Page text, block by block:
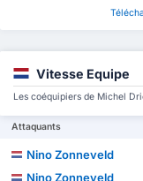
Vitesse Equipe
Les coéquipiers de Michel
Attaquants
Nino Zonneveld
Nino Zonneveld